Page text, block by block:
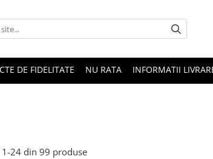
DE FIDELITATE NU RATA INFORMATII
1-24 din 99 produse